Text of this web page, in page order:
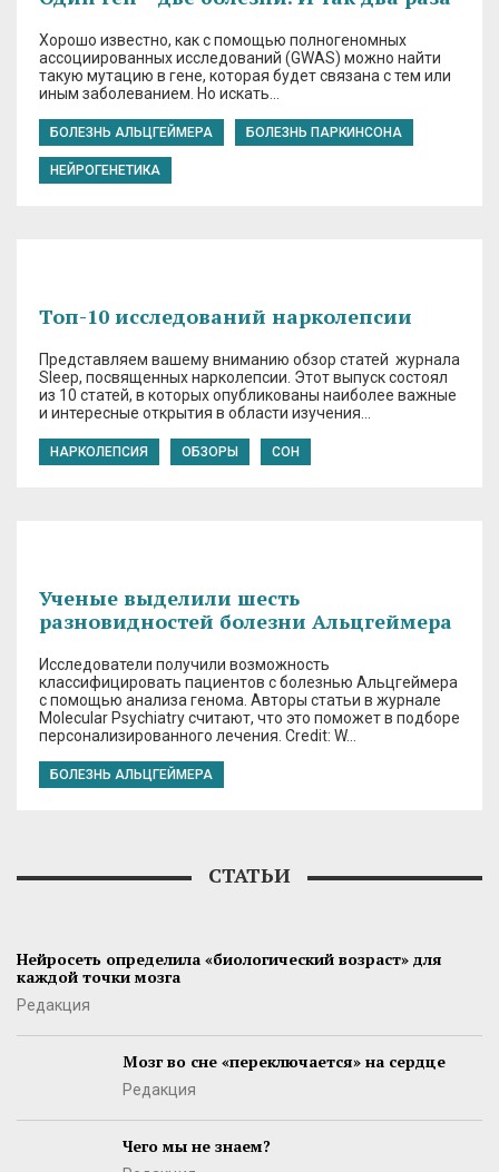
Хорошо известно, как с помощью полногеномных
ассоциированных исследований (GWAS) можно найти
такую мутацию в гене, которая будет связана с тем или
иным заболеванием. Но искать…
БОЛЕЗНЬ АЛЬЦГЕЙМЕРА БОЛЕЗНЬ ПАРКИНСОНА
НЕЙРОГЕНЕТИКА
Топ-10 исследований нарколепсии
Представляем вашему вниманию обзор статей журнала
Sleep, посвященных нарколепсии. Этот выпуск состоял
из 10 статей, в которых опубликованы наиболее важные
и интересные открытия в области изучения…
НАРКОЛЕПСИЯ ОБЗОРЫ СОН
Ученые выделили шесть
разновидностей болезни Альцгеймера
Исследователи получили возможность
классифицировать пациентов с болезнью Альцгеймера
с помощью анализа генома. Авторы статьи в журнале
Molecular Psychiatry считают, что это поможет в подборе
персонализированного лечения. Credit: W…
БОЛЕЗНЬ АЛЬЦГЕЙМЕРА
СТАТЬИ
Нейросеть определила «биологический возраст» для
каждой точки мозга
Редакция
Мозг во сне «переключается» на сердце
Редакция
Чего мы не знаем?